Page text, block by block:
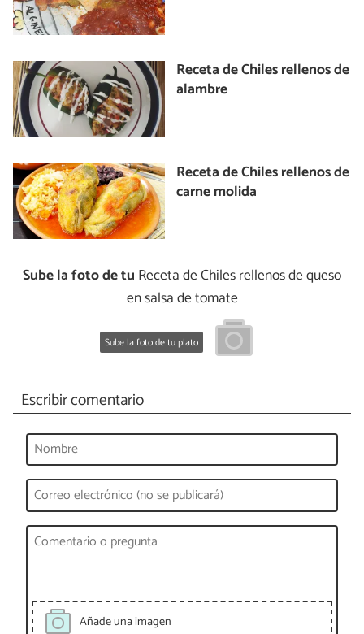
Receta de Chiles rellenos de
alambre
Receta de Chiles rellenos de
carne molida
Sube la foto de tu Receta de Chiles rellenos de queso
en salsa de tomate
Sube la foto de tu plato
Escribir comentario
Añade una imagen